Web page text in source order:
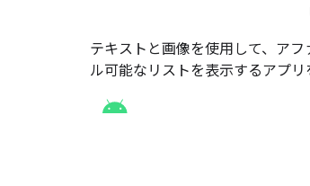
テキストと画像を使用して、ア
ル可能なリストを表示するアプリ